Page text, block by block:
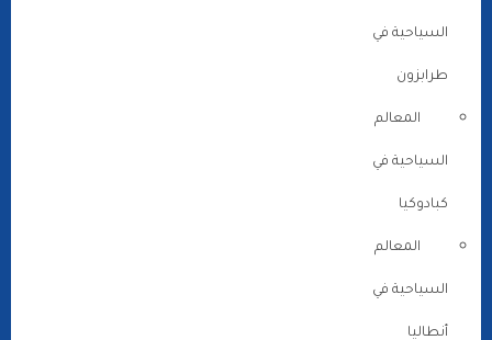
السياحية في
طرابزون
المعالم
السياحية في
كبادوكيا
المعالم
السياحية في
أنطاليا